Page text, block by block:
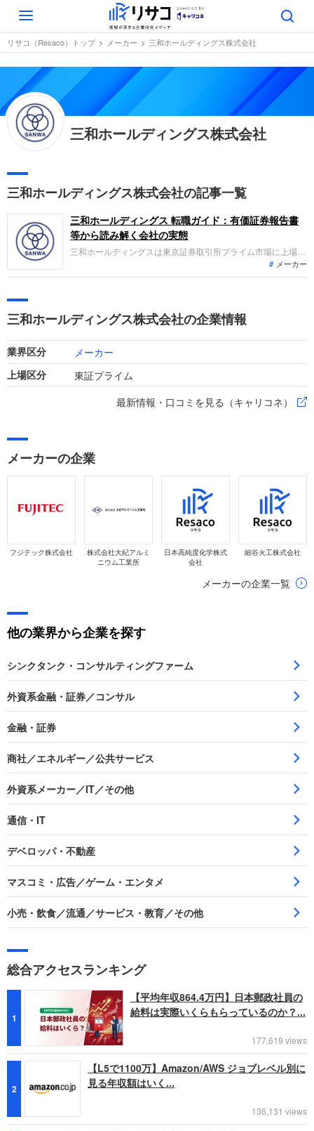
Toggle
navigation
リサコ（Resaco）トップ メーカー 三和ホールディングス株式会社
三和ホールディングス株式会社
三和ホールディングス株式会社の記事一覧
三和ホールディングス 転職ガイド：有価証券報告書
等から読み解く会社の実態
三和ホールディングスは東京証券取引所プライム市場に上場
し、シャッターやドア製品等の製造販売およびメンテサービス
事業を展開しています。直近の業績トレンドは、売上高6607
調な推移を見せています。
メーカー
三和ホールディングス株式会社の企業情報
業界区分 メーカー
上場区分
東証プライム
最新情報・口コミを見る（キャリコネ）
メーカーの企業
フジテック株式会社
株式会社大紀アルミ
ニウム工業所
日本高純度化学株式
会社
細谷火工株式会社
メーカーの企業一覧
他の業界から企業を探す
シンクタンク・コンサルティングファーム
外資系金融・証券／コンサル
金融・証券
商社／エネルギー／公共サービス
外資系メーカー／IT／その他
通信・IT
デベロッパ・不動産
マスコミ・広告／ゲーム・エンタメ
小売・飲食／流通／サービス・教育／その他
総合アクセスランキング
1
【平均年収864.4万円】日本郵政社員の
給料は実際いくらもらっているのか？...
177,619 views
2
【L5で1100万】Amazon/AWS ジョブレベル別に
見る年収額はいく...
136,131 views